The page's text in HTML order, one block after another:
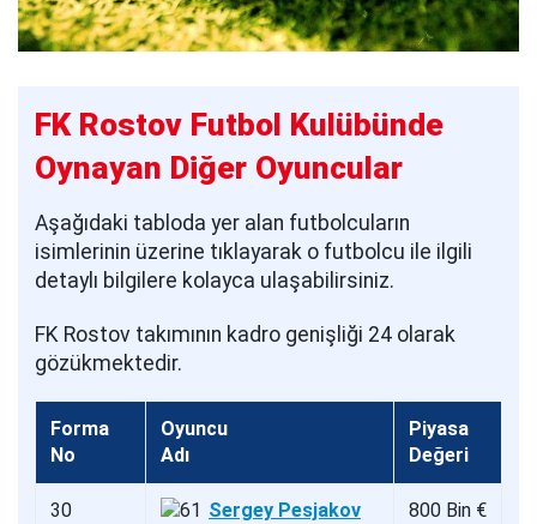
FK Rostov Futbol Kulübünde
Oynayan Diğer Oyuncular
Aşağıdaki tabloda yer alan futbolcuların
isimlerinin üzerine tıklayarak o futbolcu ile ilgili
detaylı bilgilere kolayca ulaşabilirsiniz.
FK Rostov takımının kadro genişliği 24 olarak
gözükmektedir.
Forma
No
Oyuncu
Adı
Piyasa
Değeri
30
Sergey Pesjakov
800 Bin €